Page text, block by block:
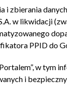
Biuro reklamy
zbierania
w likwidacji
PPID do
w tym
i